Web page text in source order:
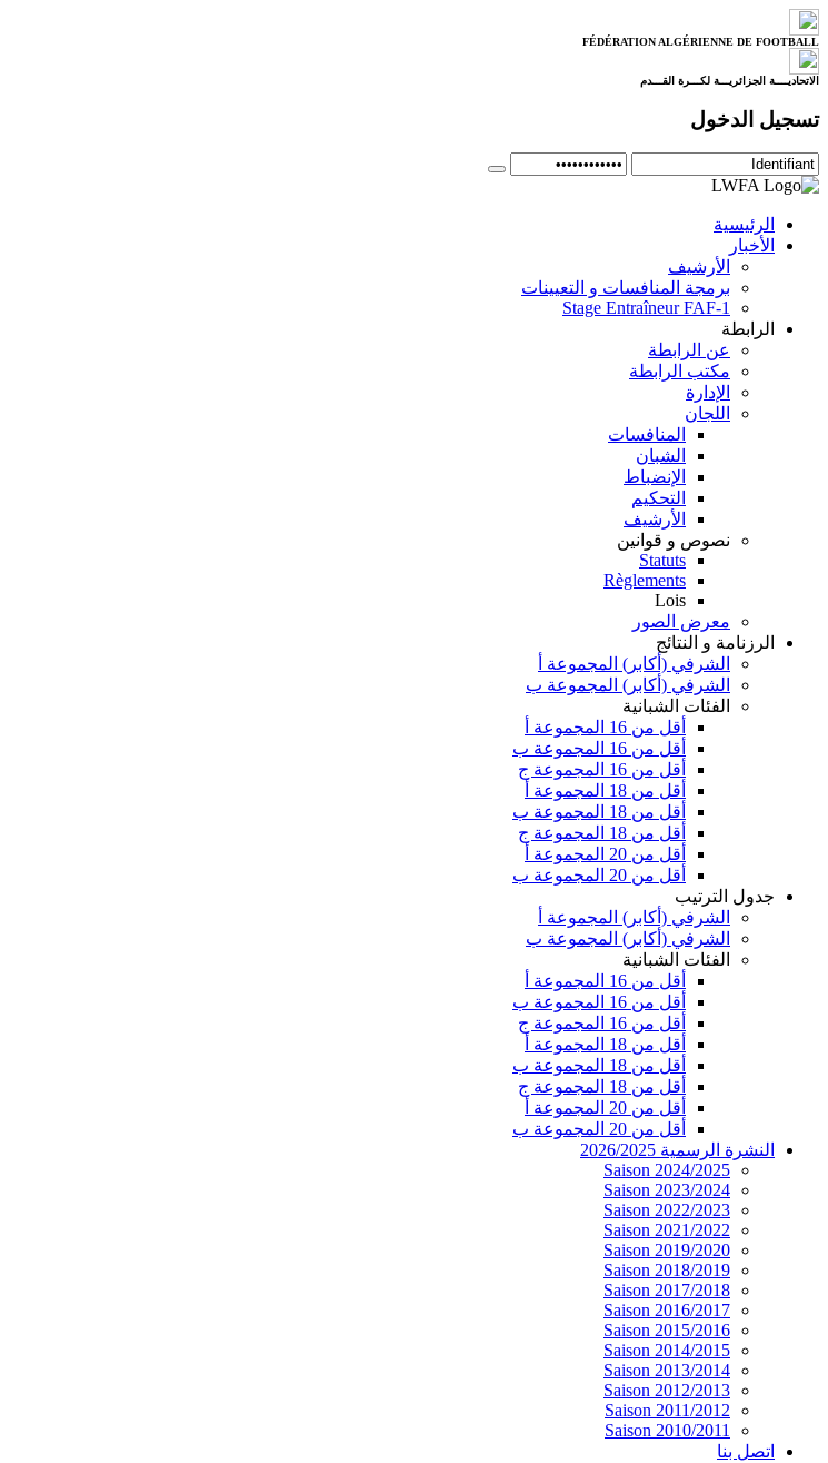
FÉDÉRATION ALGÉRIENNE DE FOOTBALL
الاتحاديــــة الجزائريـــة لكـــرة القـــدم
تسجيل الدخول
الرئيسية
الأخبار
الأرشيف
برمجة المنافسات و التعيينات
Stage Entraîneur FAF-1
الرابطة
عن الرابطة
مكتب الرابطة
الإدارة
اللجان
المنافسات
الشبان
الإنضباط
التحكيم
الأرشيف
نصوص و قوانين
Statuts
Règlements
Lois
معرض الصور
الرزنامة و النتائج
الشرفي (أكابر) المجموعة أ
الشرفي (أكابر) المجموعة ب
الفئات الشبانية
أقل من 16 المجموعة أ
أقل من 16 المجموعة ب
أقل من 16 المجموعة ج
أقل من 18 المجموعة أ
أقل من 18 المجموعة ب
أقل من 18 المجموعة ج
أقل من 20 المجموعة أ
أقل من 20 المجموعة ب
جدول الترتيب
الشرفي (أكابر) المجموعة أ
الشرفي (أكابر) المجموعة ب
الفئات الشبانية
أقل من 16 المجموعة أ
أقل من 16 المجموعة ب
أقل من 16 المجموعة ج
أقل من 18 المجموعة أ
أقل من 18 المجموعة ب
أقل من 18 المجموعة ج
أقل من 20 المجموعة أ
أقل من 20 المجموعة ب
النشرة الرسمية 2026/2025
Saison 2024/2025
Saison 2023/2024
Saison 2022/2023
Saison 2021/2022
Saison 2019/2020
Saison 2018/2019
Saison 2017/2018
Saison 2016/2017
Saison 2015/2016
Saison 2014/2015
Saison 2013/2014
Saison 2012/2013
Saison 2011/2012
Saison 2010/2011
اتصل بنا